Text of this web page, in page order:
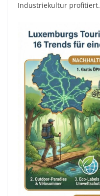
Industriekultur profitiert.